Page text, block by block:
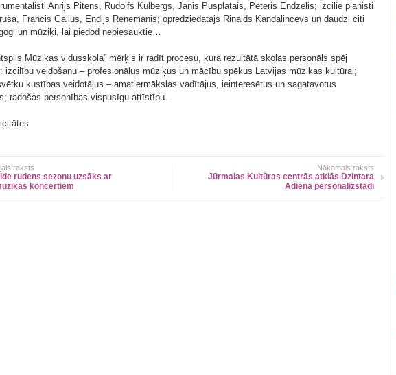
Anrijs Pitens, Rudolfs Kulbergs, Jānis Pusplatais, Pēteris Endzelis; izcilie pianisti
Francis Gaiļus, Endijs Renemanis; opredziedātājs Rinalds Kandalincevs un daudzi citi
un mūziķi, lai piedod nepiesauktie…
Mūzikas vidusskola” mērķis ir radīt procesu, kura rezultātā skolas personāls spēj
izcilību veidošanu – profesionālus mūziķus un mācību spēkus Latvijas mūzikas kultūrai;
kustības veidotājus – amatiermākslas vadītājus, ieinteresētus un sagatavotus
radošas personības vispusīgu attīstību.
raksts
rudens sezonu uzsāks ar
koncertiem
Nākamais raksts
Jūrmalas Kultūras centrās atklās Dzintara
Adieņa personālizstādi